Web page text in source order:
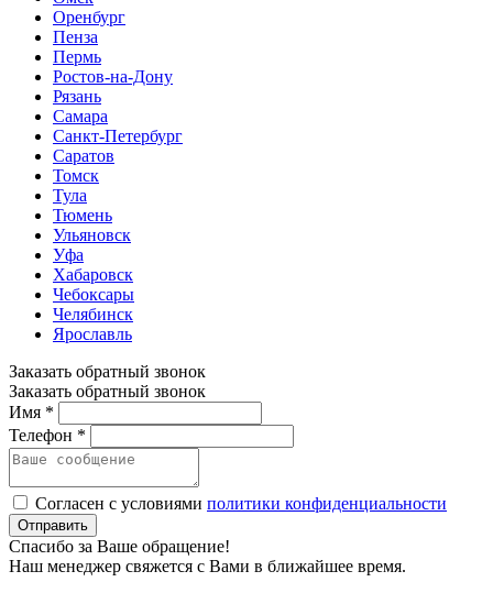
Оренбург
Пенза
Пермь
Ростов-на-Дону
Рязань
Самара
Санкт-Петербург
Саратов
Томск
Тула
Тюмень
Ульяновск
Уфа
Хабаровск
Чебоксары
Челябинск
Ярославль
Заказать обратный звонок
Заказать обратный звонок
Имя *
Телефон *
Согласен с условиями политики конфиденциальности
Отправить
Спасибо за Ваше обращение!
Наш менеджер свяжется с Вами в ближайшее время.